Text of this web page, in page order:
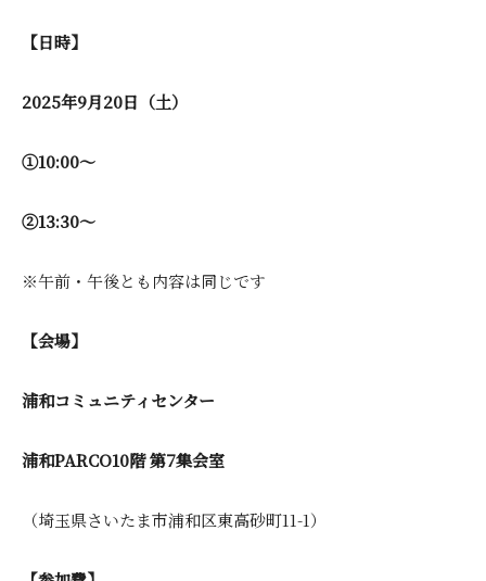
【日時】
2025年9月20日（土）
①10:00～
②13:30～
※午前・午後とも内容は同じです
【会場】
浦和コミュニティセンター
浦和PARCO10階 第7集会室
（埼玉県さいたま市浦和区東高砂町11-1）